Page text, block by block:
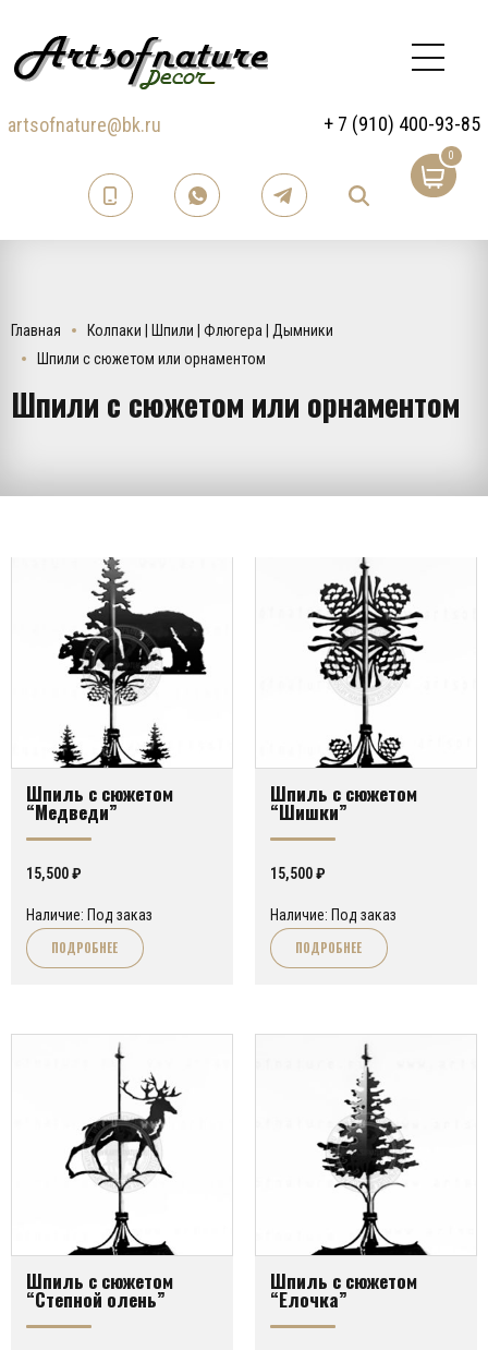
artsofnature@bk.ru + 7 (910) 400-93-85
0
Главная
Колпаки | Шпили | Флюгера | Дымники
Шпили с сюжетом или орнаментом
Шпили с сюжетом или орнаментом
Шпиль с сюжетом
“Медведи”
15,500₽
Наличие: Под заказ
ПОДРОБНЕЕ
Шпиль с сюжетом
“Шишки”
15,500₽
Наличие: Под заказ
ПОДРОБНЕЕ
Шпиль с сюжетом
“Степной олень”
Шпиль с сюжетом
“Елочка”